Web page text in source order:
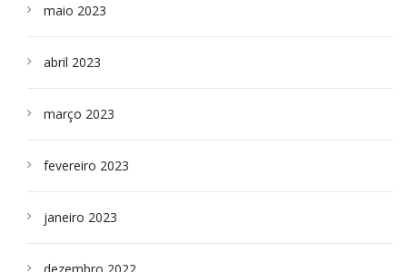
maio 2023
abril 2023
março 2023
fevereiro 2023
janeiro 2023